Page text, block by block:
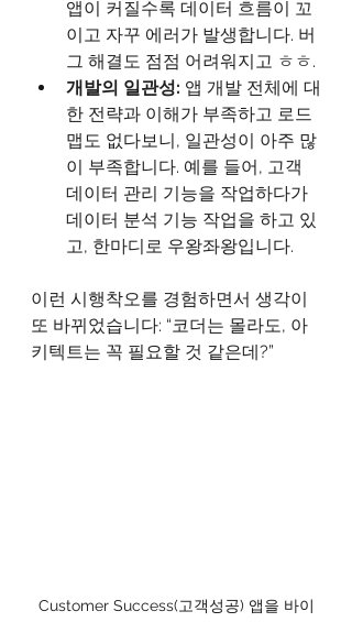
앱이 커질수록 데이터 흐름이 꼬
이고 자꾸 에러가 발생합니다. 버
그 해결도 점점 어려워지고 ㅎㅎ.
개발의 일관성: 앱 개발 전체에 대
한 전략과 이해가 부족하고 로드
맵도 없다보니, 일관성이 아주 많
이 부족합니다. 예를 들어, 고객
데이터 관리 기능을 작업하다가
데이터 분석 기능 작업을 하고 있
고, 한마디로 우왕좌왕입니다.
이런 시행착오를 경험하면서 생각이
또 바뀌었습니다: “코더는 몰라도, 아
키텍트는 꼭 필요할 것 같은데?”
Customer Success(고객성공) 앱을 바이